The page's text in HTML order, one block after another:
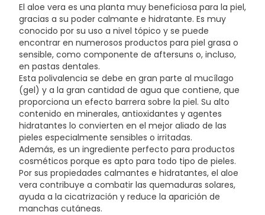
19140(YELLOW).
El aloe vera es una planta muy beneficiosa para la piel,
gracias a su poder calmante e hidratante. Es muy
conocido por su uso a nivel tópico y se puede
encontrar en numerosos productos para piel grasa o
sensible, como componente de aftersuns o, incluso,
en pastas dentales.
Esta polivalencia se debe en gran parte al mucílago
(gel) y a la gran cantidad de agua que contiene, que
proporciona un efecto barrera sobre la piel. Su alto
contenido en minerales, antioxidantes y agentes
hidratantes lo convierten en el mejor aliado de las
pieles especialmente sensibles o irritadas.
Además, es un ingrediente perfecto para productos
cosméticos porque es apto para todo tipo de pieles.
Por sus propiedades calmantes e hidratantes, el aloe
vera contribuye a combatir las quemaduras solares,
ayuda a la cicatrización y reduce la aparición de
manchas cutáneas.